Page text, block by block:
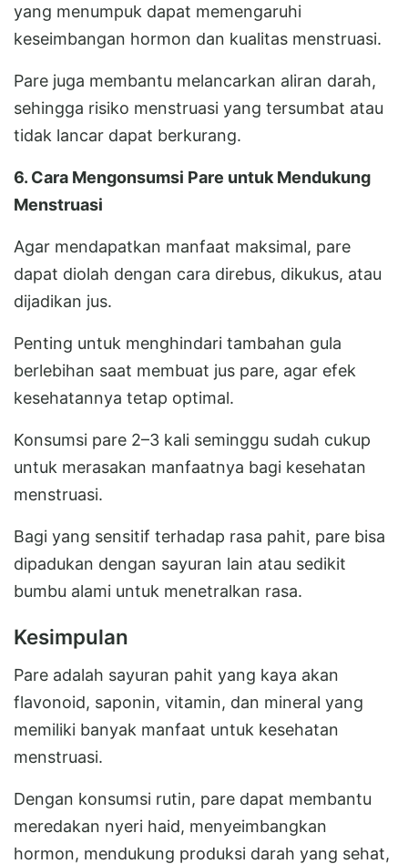
yang menumpuk dapat memengaruhi
keseimbangan hormon dan kualitas menstruasi.
Pare juga membantu melancarkan aliran darah,
sehingga risiko menstruasi yang tersumbat atau
tidak lancar dapat berkurang.
6. Cara Mengonsumsi Pare untuk Mendukung
Menstruasi
Agar mendapatkan manfaat maksimal, pare
dapat diolah dengan cara direbus, dikukus, atau
dijadikan jus.
Penting untuk menghindari tambahan gula
berlebihan saat membuat jus pare, agar efek
kesehatannya tetap optimal.
Konsumsi pare 2–3 kali seminggu sudah cukup
untuk merasakan manfaatnya bagi kesehatan
menstruasi.
Bagi yang sensitif terhadap rasa pahit, pare bisa
dipadukan dengan sayuran lain atau sedikit
bumbu alami untuk menetralkan rasa.
Kesimpulan
Pare adalah sayuran pahit yang kaya akan
flavonoid, saponin, vitamin, dan mineral yang
memiliki banyak manfaat untuk kesehatan
menstruasi.
Dengan konsumsi rutin, pare dapat membantu
meredakan nyeri haid, menyeimbangkan
hormon, mendukung produksi darah yang sehat,